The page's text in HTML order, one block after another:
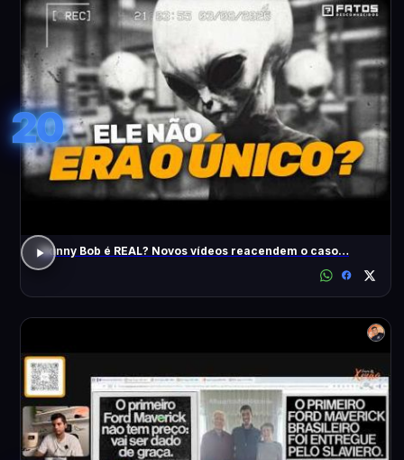
20
Skinny Bob é REAL? Novos vídeos reacendem o caso…